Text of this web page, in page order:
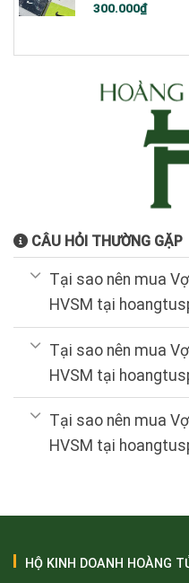
300.000₫
CÂU HỎI THƯỜNG GẶP
Tại sao nên mua
HVSM tại
Tại sao nên mua
HVSM tại
Tại sao nên mua
HVSM tại
HỘ KINH DOANH HOÀNG